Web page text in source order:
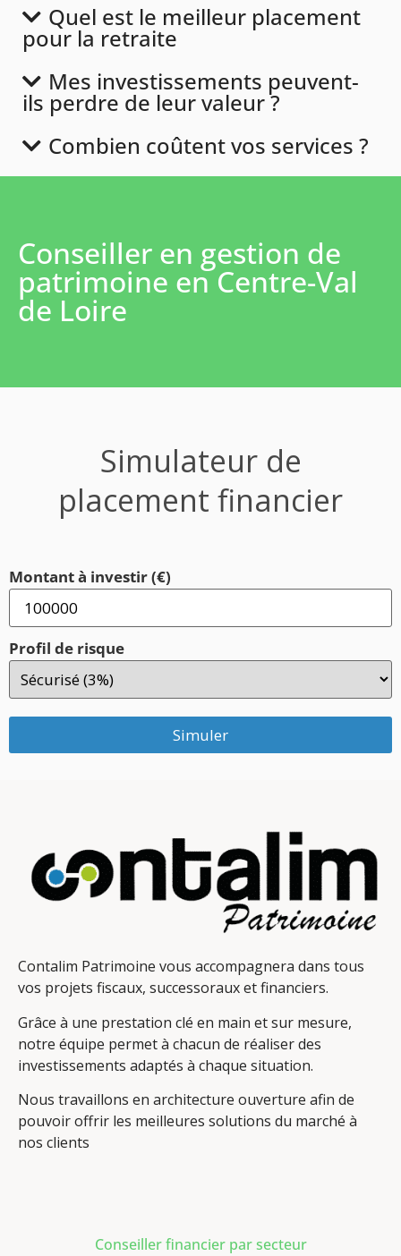
Quel est le meilleur placement
pour la retraite
Mes investissements peuvent-
ils perdre de leur valeur ?
Combien coûtent vos services ?
Conseiller en gestion de
patrimoine en Centre-Val
de Loire
Simulateur de
placement financier
Montant à investir (€)
Profil de risque
Simuler
Contalim Patrimoine vous accompagnera dans tous
vos projets fiscaux, successoraux et financiers.
Grâce à une prestation clé en main et sur mesure,
notre équipe permet à chacun de réaliser des
investissements adaptés à chaque situation.
Nous travaillons en architecture ouverture afin de
pouvoir offrir les meilleures solutions du marché à
nos clients
Conseiller financier par secteur